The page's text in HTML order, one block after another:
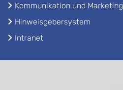
Kommunikation und Marketing
Hinweisgebersystem
Intranet